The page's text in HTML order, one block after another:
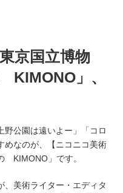
京国立博物
」、
野公園は遠いよー」「コロ
めなのが、【ニコニコ美術
KIMONO」です。
、美術ライター・エディタ